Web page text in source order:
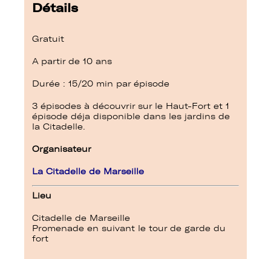
Détails
Gratuit
A partir de 10 ans
Durée : 15/20 min par épisode
3 épisodes à découvrir sur le Haut-Fort et 1
épisode déja disponible dans les jardins de
la Citadelle.
Organisateur
La Citadelle de Marseille
Lieu
Citadelle de Marseille
Promenade en suivant le tour de garde du
fort